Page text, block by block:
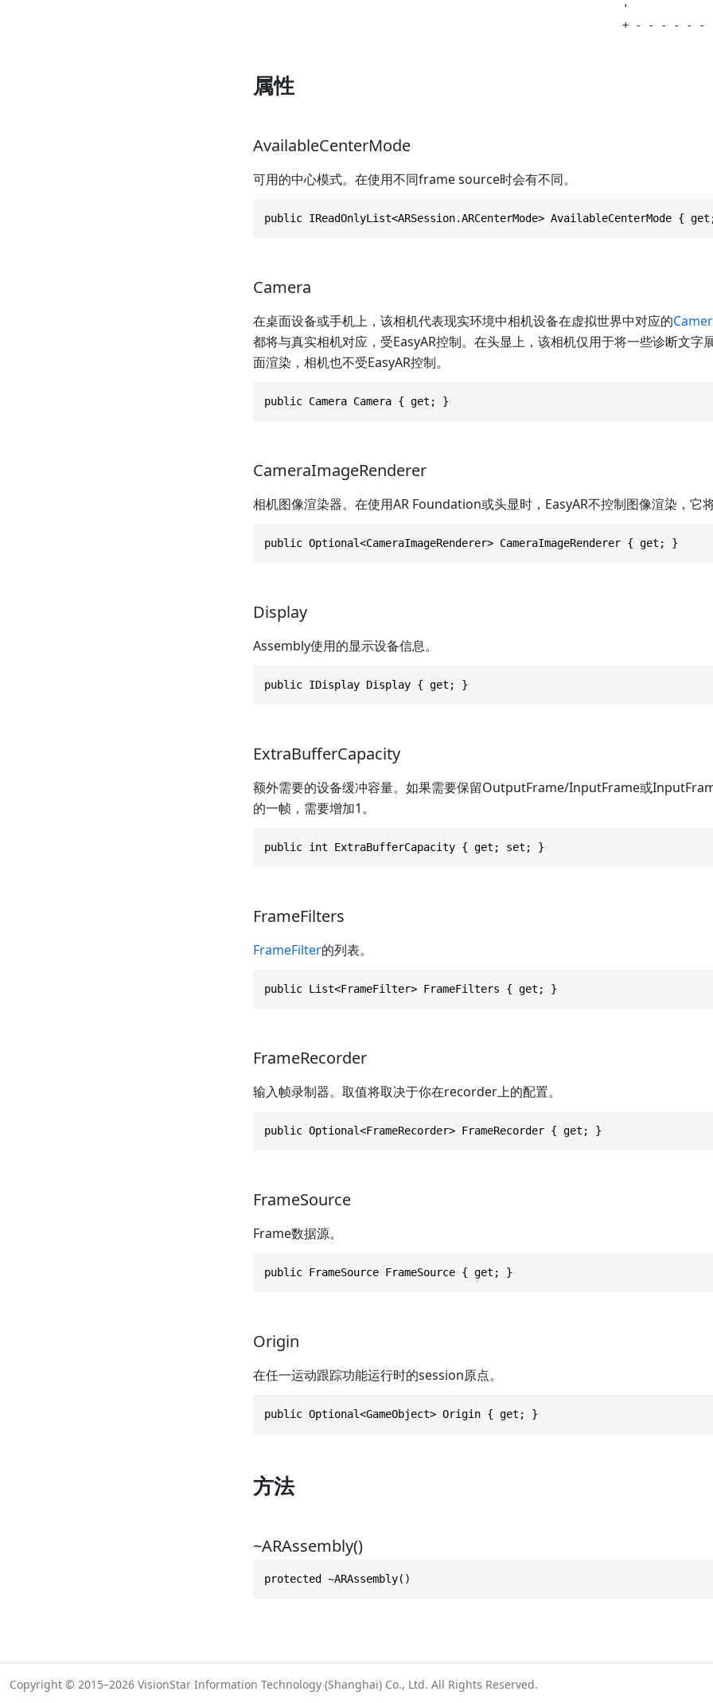
                                                          '
属性
AvailableCenterMode
可用的中心模式。在使用不同frame source时会有不同。
public IReadOnlyList<ARSession.ARCenterMode> AvailableCenterMode {
Camera
在桌面设备或手机上，该相机代表现实环境中相机设备在虚拟世界中对应的
都将与真实相机对应，受EasyAR控制。在头显上，该相机仅用于将一些诊断文字
面渲染，相机也不受EasyAR控制。
public Camera Camera { get; }
CameraImageRenderer
相机图像渲染器。在使用AR Foundation或头显时，EasyAR不控制图像渲染，它将
public Optional<CameraImageRenderer> CameraImageRenderer { get; }
Display
Assembly使用的显示设备信息。
public IDisplay Display { get; }
ExtraBufferCapacity
额外需要的设备缓冲容量。如果需要保留OutputFrame/InputFrame或
的一帧，需要增加1。
public int ExtraBufferCapacity { get; set; }
FrameFilters
FrameFilter的列表。
public List<FrameFilter> FrameFilters { get; }
FrameRecorder
输入帧录制器。取值将取决于你在recorder上的配置。
public Optional<FrameRecorder> FrameRecorder { get; }
FrameSource
Frame数据源。
public FrameSource FrameSource { get; }
Origin
在任一运动跟踪功能运行时的session原点。
public Optional<GameObject> Origin { get; }
方法
~ARAssembly()
protected ~ARAssembly()
Copyright © 2015–2026 VisionStar Information Technology (Shanghai) Co., Ltd. All Rights Reserved.